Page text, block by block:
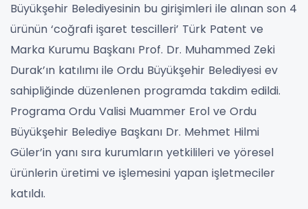
Büyükşehir Belediyesinin bu girişimleri ile alınan son 4
ürünün ‘coğrafi işaret tescilleri’ Türk Patent ve
Marka Kurumu Başkanı Prof. Dr. Muhammed Zeki
Durak’ın katılımı ile Ordu Büyükşehir Belediyesi ev
sahipliğinde düzenlenen programda takdim edildi.
Programa Ordu Valisi Muammer Erol ve Ordu
Büyükşehir Belediye Başkanı Dr. Mehmet Hilmi
Güler’in yanı sıra kurumların yetkilileri ve yöresel
ürünlerin üretimi ve işlemesini yapan işletmeciler
katıldı.